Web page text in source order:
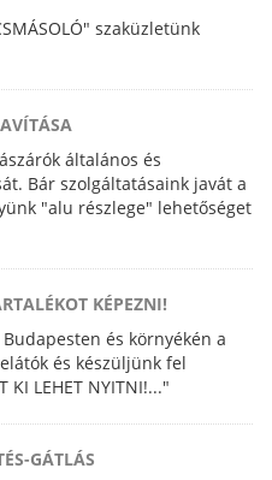
szaküzletünk
általános és
Bár szolgáltatásaink javát a
"alu részlege" lehetőséget
KÉPEZNI!
és környékén a
és készüljünk fel
KI LEHET NYITNI!..."
GÁTLÁS